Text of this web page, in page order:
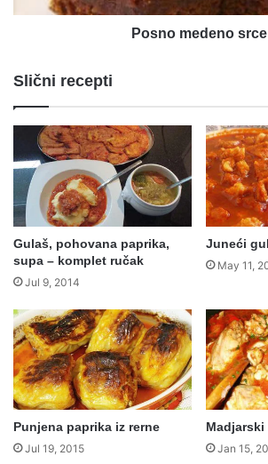
Posno medeno srce
Slični recepti
Gulaš, pohovana paprika,
supa – komplet ručak
Jul 9, 2014
Juneći
May 11,
Punjena paprika iz rerne
Jul 19, 2015 Jan 15,